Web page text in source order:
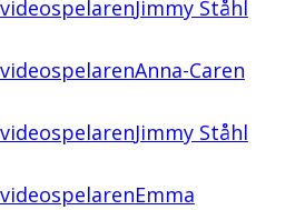
Jimmy Ståhl
Anna-Caren
Jimmy Ståhl
Emma